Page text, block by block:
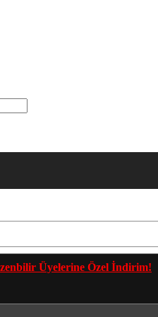
Grupları'na Katılmak İçin